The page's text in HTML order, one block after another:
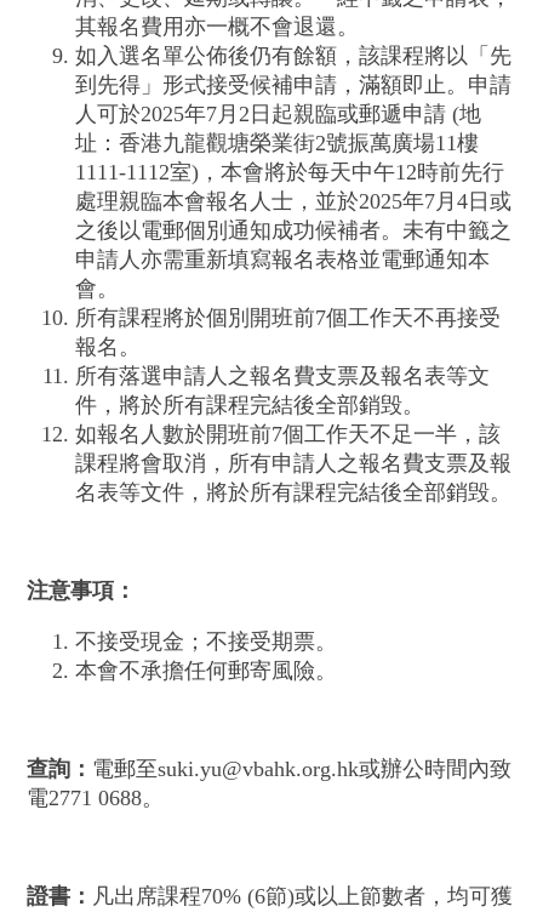
其報名費用亦一概不會退還。
如入選名單公佈後仍有餘額，該課程將以「先
到先得」形式接受候補申請，滿額即止。申請
人可於2025年7月2日起親臨或郵遞申請 (地
址：香港九龍觀塘榮業街2號振萬廣場11樓
1111-1112室)，本會將於每天中午12時前先行
處理親臨本會報名人士，並於2025年7月4日或
之後以電郵個別通知成功候補者。未有中籤之
申請人亦需重新填寫報名表格並電郵通知本
會。
所有課程將於個別開班前7個工作天不再接受
報名。
所有落選申請人之報名費支票及報名表等文
件，將於所有課程完結後全部銷毁。
如報名人數於開班前7個工作天不足一半，該
課程將會取消，所有申請人之報名費支票及報
名表等文件，將於所有課程完結後全部銷毁。
注意事項：
不接受現金；不接受期票。
本會不承擔任何郵寄風險。
查詢： 電郵至suki.yu@vbahk.org.hk或辦公時間內致
電2771 0688。
證書： 凡出席課程70% (6節)或以上節數者，均可獲